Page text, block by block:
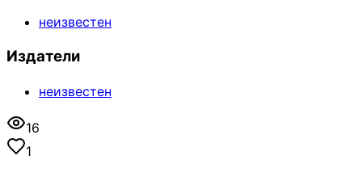
неизвестен
Издатели
неизвестен
16
1